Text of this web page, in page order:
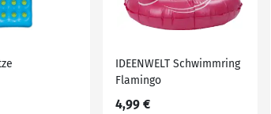
IDEENWELT Schwimmring
Flamingo
4,99 €